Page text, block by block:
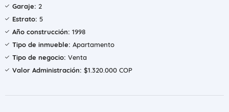
Garaje: 2
Estrato: 5
Año construcción: 1998
Tipo de inmueble: Apartamento
Tipo de negocio: Venta
Valor Administración: $1.320.000 COP